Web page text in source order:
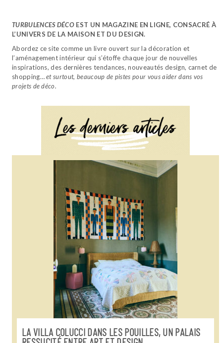
TURBULENCES DÉCO EST UN MAGAZINE EN LIGNE, CONSACRÉ À
L’UNIVERS DE LA MAISON ET DU DESIGN.
Abordez ce site comme un livre ouvert sur la décoration et
l’aménagement intérieur qui s’étoffe chaque jour de nouvelles
inspirations, des dernières tendances, nouveautés design, carnet de
shopping…et surtout, beaucoup de pistes pour vous aider dans vos
projets de déco.
LA VILLA COLUCCI DANS LES POUILLES, UN PALAIS